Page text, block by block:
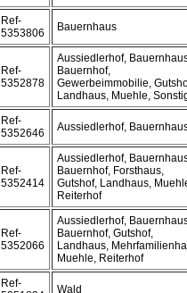
Ref-
5353806
Bauernhaus
Ref-
5352878
Aussiedlerhof,
Bauernhof,
Gewerbeimmobilie,
Landhaus, Muehle,
Ref-
5352646
Aussiedlerhof,
Ref-
5352414
Aussiedlerhof,
Bauernhof, Forsthaus,
Gutshof, Landhaus,
Reiterhof
Ref-
5352066
Aussiedlerhof,
Bauernhof, Gutshof,
Landhaus,
Muehle, Reiterhof
Ref-
Wald